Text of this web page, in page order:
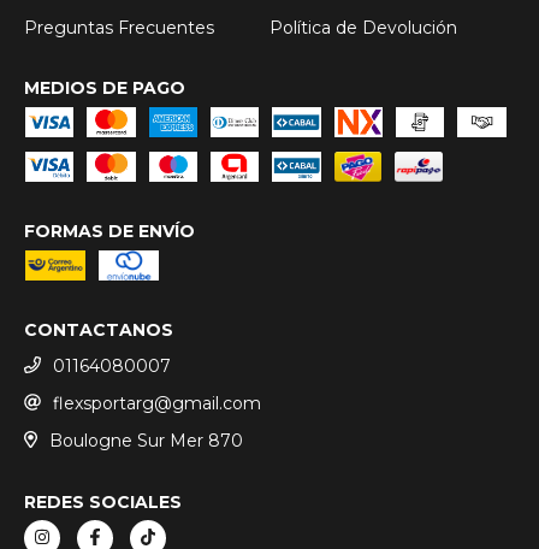
Preguntas Frecuentes Política de Devolución
MEDIOS DE PAGO
FORMAS DE ENVÍO
CONTACTANOS
01164080007
flexsportarg@gmail.com
Boulogne Sur Mer 870
REDES SOCIALES